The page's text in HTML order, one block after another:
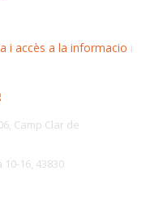
i accès a la informacio i
Camp Clar de
16, 43830